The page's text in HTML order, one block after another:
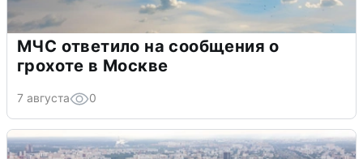
МЧС ответило на сообщения о
грохоте в Москве
7 августа 0